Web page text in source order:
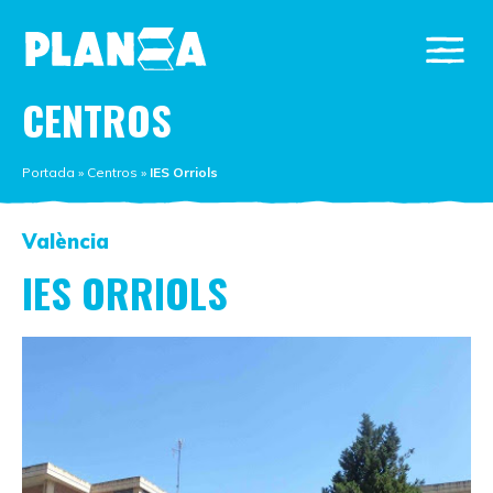
CENTROS
Portada » Centros » IES Orriols
València
IES ORRIOLS